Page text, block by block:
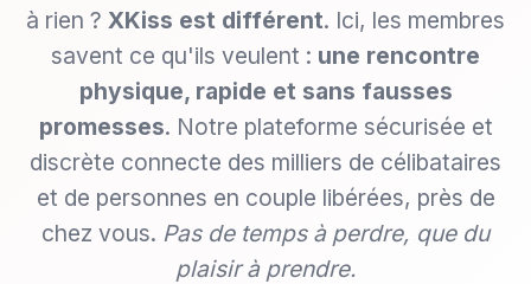
à rien ? XKiss est différent. Ici, les membres
savent ce qu'ils veulent : une rencontre
physique, rapide et sans fausses
promesses. Notre plateforme sécurisée et
discrète connecte des milliers de célibataires
et de personnes en couple libérées, près de
chez vous. Pas de temps à perdre, que du
plaisir à prendre.